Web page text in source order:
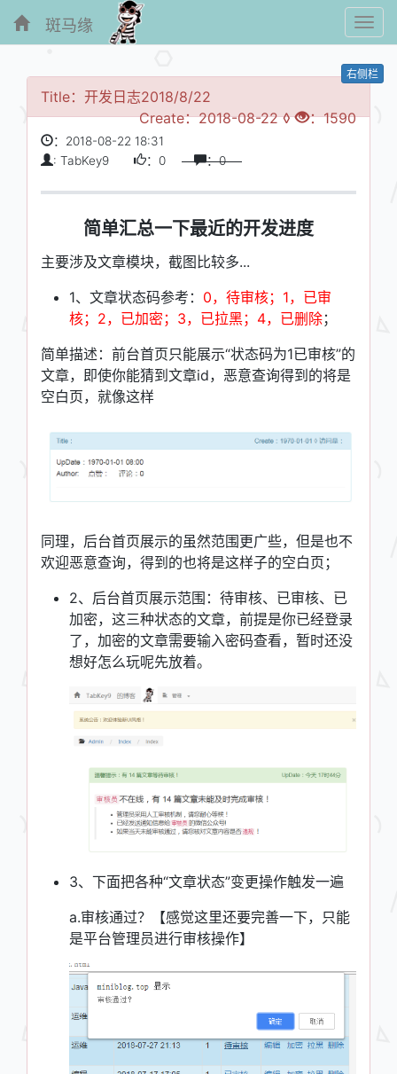
斑马缘
右侧栏
Title：开发日志2018/8/22
Create：2018-08-22 ◊
：1590
：2018-08-22 18:31
: TabKey9
：0 ：0
简单汇总一下最近的开发进度
主要涉及文章模块，截图比较多...
1、文章状态码参考： 0，待审核；1，已审
核；2，已加密；3，已拉黑；4，已删除；
简单描述：前台首页只能展示“状态码为1已审核”的
文章，即使你能猜到文章id，恶意查询得到的将是
空白页，就像这样
同理，后台首页展示的虽然范围更广些，但是也不
欢迎恶意查询，得到的也将是这样子的空白页；
2、后台首页展示范围：待审核、已审核、已
加密，这三种状态的文章，前提是你已经登录
了，加密的文章需要输入密码查看，暂时还没
想好怎么玩呢先放着。
3、下面把各种“文章状态”变更操作触发一遍
a.审核通过？【感觉这里还要完善一下，只能
是平台管理员进行审核操作】